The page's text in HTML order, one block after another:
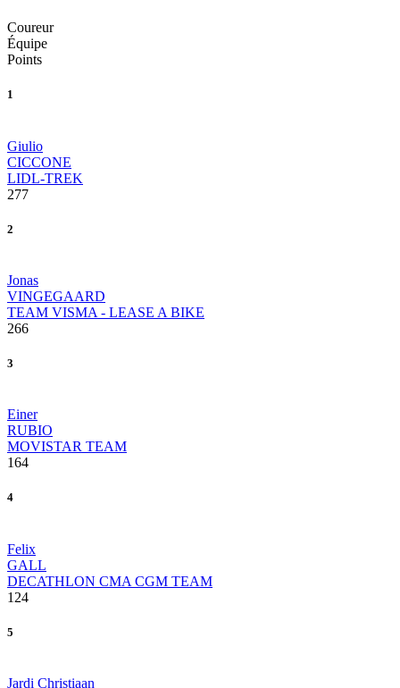
Coureur
Équipe
Points
1
Giulio
CICCONE
LIDL-TREK
277
2
Jonas
VINGEGAARD
TEAM VISMA - LEASE A BIKE
266
3
Einer
RUBIO
MOVISTAR TEAM
164
4
Felix
GALL
DECATHLON CMA CGM TEAM
124
5
Jardi Christiaan